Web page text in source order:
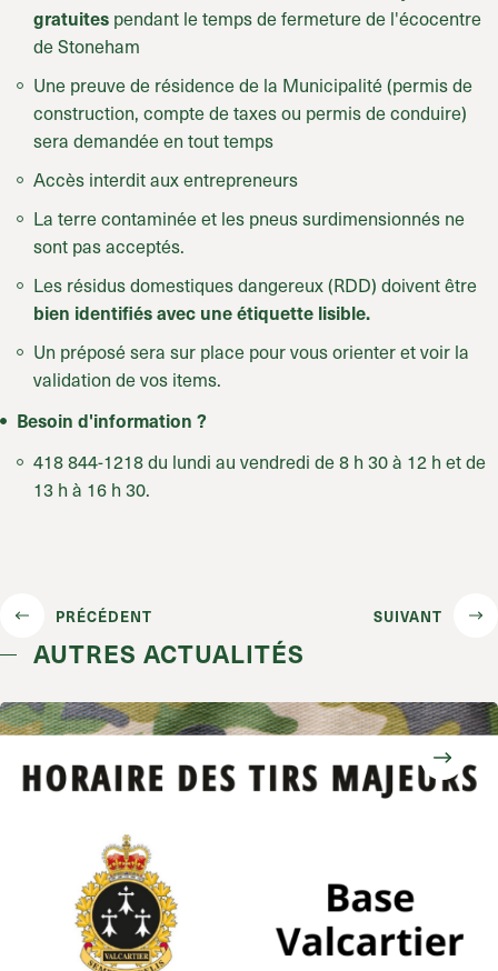
gratuites pendant le temps de fermeture de l'écocentre
de Stoneham
Une preuve de résidence de la Municipalité (permis de
construction, compte de taxes ou permis de conduire)
sera demandée en tout temps
Accès interdit aux entrepreneurs
La terre contaminée et les pneus surdimensionnés ne
sont pas acceptés.
Les résidus domestiques dangereux (RDD) doivent être
bien identifiés avec une étiquette lisible.
Un préposé sera sur place pour vous orienter et voir la
validation de vos items.
Besoin d'information ?
418 844-1218 du lundi au vendredi de 8 h 30 à 12 h et de
13 h à 16 h 30.
PRÉCÉDENT SUIVANT
AUTRES ACTUALITÉS